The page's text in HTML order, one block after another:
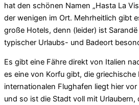
hat den schönen Namen „Hasta La
der wenigen im Ort. Mehrheitlich gibt
große Hotels, denn (leider) ist
typischer Urlaubs- und Badeort
Es gibt eine Fähre direkt von Italien
es eine von Korfu gibt, die griechische
internationalen Flughafen liegt hier
und so ist die Stadt voll mit